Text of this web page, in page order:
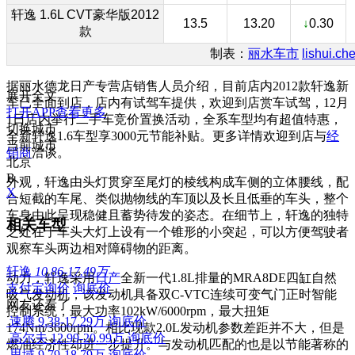
轩逸 1.6L CVT豪华版2012
款
13.5 13.20 ↓0.30
制表： 丽水车市
据丽水德龙日产专营店销售人员介绍，目前店内2012款轩逸新
车已全面到店，店内有试驾车提供，欢迎到店赏车试驾，12月
1日店内举行二手车竞价置换活动，全系车型均有超值特惠，
全新轩逸1.6车型享3000元节能补贴。更多详情欢迎到店与经
销商洽谈。
外观，轩逸由头灯贯穿至尾灯的棱线构成车侧的立体腰线，配
合短截的车尾、类似抛物线的车顶以及长且低垂的车头，整个
车身由此呈现稳健且蓄势待发的姿态。在细节上，轩逸的独特
之处在于车头大灯上设有一个锥形的小突起，可以方便驾驶者
观察车头两边相对障碍物的距离。
动力，轩逸采用日产全新一代1.8L排量的MRA8DE四缸自然
吸气发动机，该发动机具备双C-VTC连续可变气门正时智能
控制系统，最大功率102kW/6000rpm，最大扭矩
174Nm/3600rpm。相比现款2.0L发动机参数差距并不大，但是
燃油经济性却进一步提升。与发动机匹配的也是以节能著称的
展开全文
打开APP查看更多
切换城市
当前城市
北京
B
X
相关车型
轩逸 10.86-17.49万
支付宝询价 询底价
网友还看了
速腾 9.38-17.29万 询底价
高尔夫 12.99-20.99万 询底价